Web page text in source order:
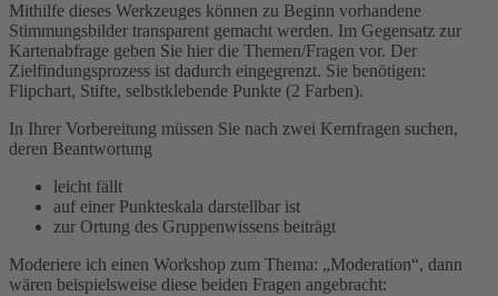
Mithilfe dieses Werkzeuges können zu Beginn vorhandene
Stimmungsbilder transparent gemacht werden. Im Gegensatz zur
Kartenabfrage geben Sie hier die Themen/Fragen vor. Der
Zielfindungsprozess ist dadurch eingegrenzt. Sie benötigen:
Flipchart, Stifte, selbstklebende Punkte (2 Farben).
In Ihrer Vorbereitung müssen Sie nach zwei Kernfragen suchen,
deren Beantwortung
leicht fällt
auf einer Punkteskala darstellbar ist
zur Ortung des Gruppenwissens beiträgt
Moderiere ich einen Workshop zum Thema: „Moderation“, dann
wären beispielsweise diese beiden Fragen angebracht: